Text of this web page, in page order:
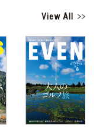
View All